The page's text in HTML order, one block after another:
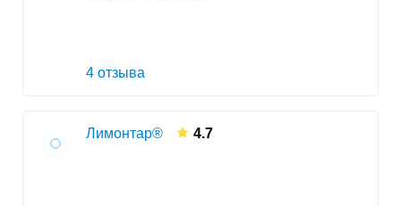
4 отзыва
Лимонтар® 4.7